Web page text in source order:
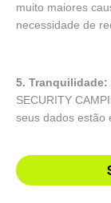
muito maiores
necessidade de
5. Tranquilidade:
SECURITY
seus dados estão